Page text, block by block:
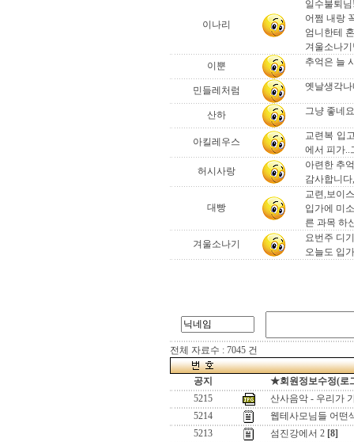
이나리
일수불퇴
어쩜 내랑
엄니한테
겨울소나
이뿐
추억은 늘
민들레처럼 옛날생각나
산하 그냥 좋네
아킬레우스
교련복 입
에서 피가..
허시사랑
아련한 추
감사합니다
대빵
교련,보이
입가에 미
른 과목 하
겨울소나기
요번주 디
오늘도 입
전체 자료수 : 7045 건
공지
★회원정보수정(로
5215
산사음악 - 우리가
5214
웹테사모님들 어떤
5213
섬진강에서 2 [8]